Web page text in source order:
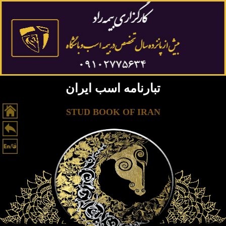
تبارنامه اسب ایران
STUD BOOK OF IRAN